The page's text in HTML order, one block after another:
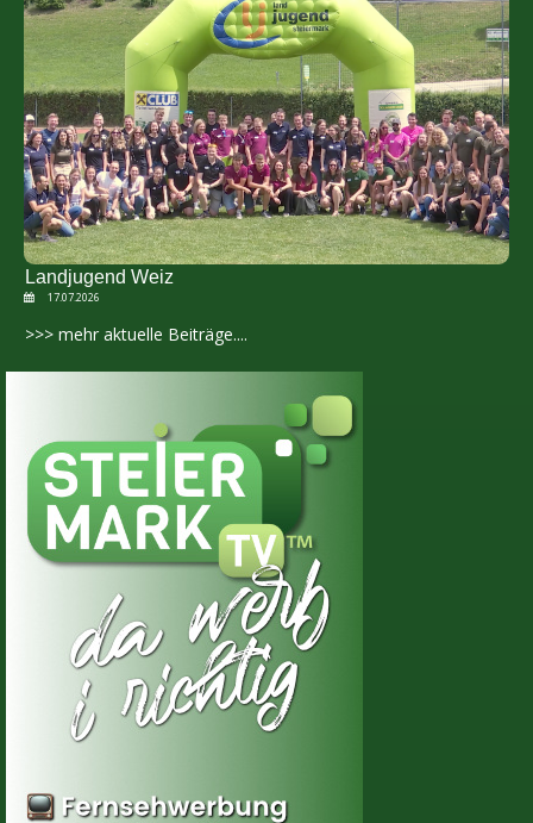
Landjugend Weiz
17.07.2026
>>> mehr aktuelle Beiträge....